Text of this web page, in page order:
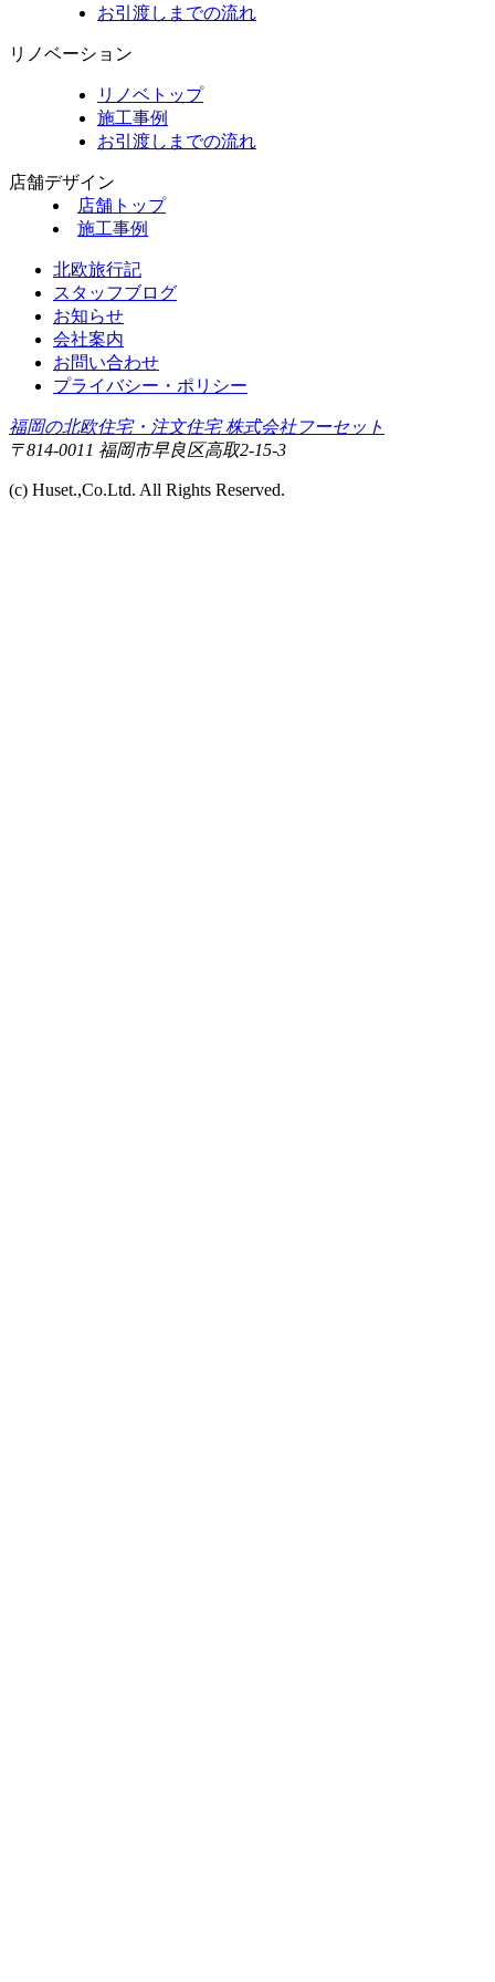
お引渡しまでの流れ
リノベーション
リノベトップ
施工事例
お引渡しまでの流れ
店舗デザイン
店舗トップ
施工事例
北欧旅行記
スタッフブログ
お知らせ
会社案内
お問い合わせ
プライバシー・ポリシー
福岡の北欧住宅・注文住宅 株式会社フーセット
〒814-0011 福岡市早良区高取2-15-3
(c) Huset.,Co.Ltd. All Rights Reserved.